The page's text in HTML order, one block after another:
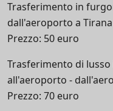
Trasferimento in
dall'aeroporto a Tirana
Prezzo: 50 euro
Trasferimento di
all'aeroporto -
Prezzo: 70 euro